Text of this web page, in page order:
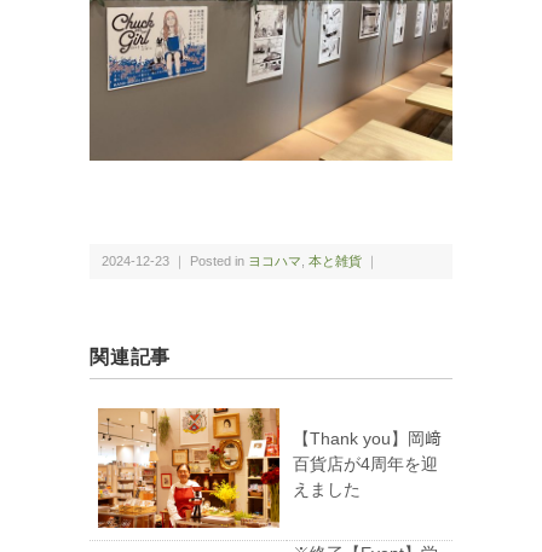
2024-12-23 ｜ Posted in ヨコハマ 本と雑貨 ｜
関連記事
【Thank you】岡﨑
百貨店が4周年を迎
えました